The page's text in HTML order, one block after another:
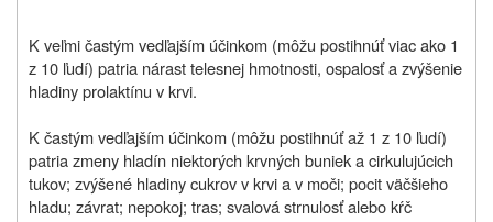
K veľmi častým vedľajším účinkom (môžu postihnúť viac ako 1
z 10 ľudí) patria nárast telesnej hmotnosti, ospalosť a zvýšenie
hladiny prolaktínu v krvi.
K častým vedľajším účinkom (môžu postihnúť až 1 z 10 ľudí)
patriazmeny hladín niektorých krvných buniek a cirkulujúcich
tukov; zvýšené hladiny cukrov v krvi a v moči; pocit väčšieho
hladu; závrat; nepokoj; tras; svalová strnulosť alebo kŕč